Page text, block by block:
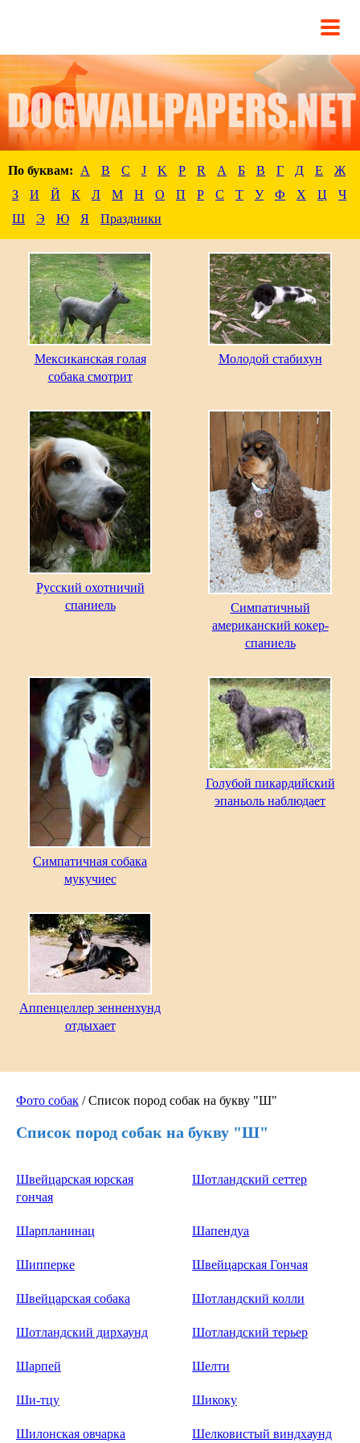
По буквам: A B C J K P R А Б В Г Д Е
Ж
З
И Й К Л М Н О П Р С Т У Ф Х Ц
Ч
Ш
Э Ю Я Праздники
Фото собак / Список пород собак на букву "Ш"
Список пород собак на букву "Ш"
Швейцарская юрская
гончая
Шотландский сеттер
Шарпланинац Шапендуа
Шипперке Швейцарская Гончая
Швейцарская собака Шотландский колли
Шотландский дирхаунд Шотландский терьер
Шарпей Шелти
Ши-тцу Шикоку
Шилонская овчарка Шелковистый виндхаунд
Мексиканская голая
собака смотрит
Молодой стабихун
Русский охотничий
спаниель
Симпатичный
американский кокер-
спаниель
Симпатичная собака
мукучиес
Голубой пикардийский
эпаньоль наблюдает
Аппенцеллер зенненхунд
отдыхает